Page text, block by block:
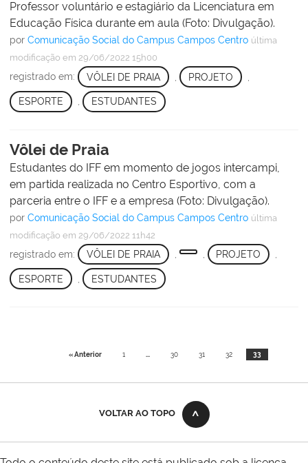
Professor voluntário e estagiário da Licenciatura em
Educação Física durante em aula (Foto: Divulgação).
por Comunicação Social do Campus Campos Centro última
modificação em 29/06/2022 15h00
registrado em: VÔLEI DE PRAIA PROJETO
ESPORTE , ESTUDANTES
Vôlei de Praia
Estudantes do IFF em momento de jogos intercampi,
em partida realizada no Centro Esportivo, com a
parceria entre o IFF e a empresa (Foto: Divulgação).
por Comunicação Social do Campus Campos Centro última
modificação em 29/06/2022 11h42
registrado em: VÔLEI DE PRAIA PROJETO
ESPORTE ESTUDANTES
« Anterior 1 ... 30 31 32 33
VOLTAR AO TOPO